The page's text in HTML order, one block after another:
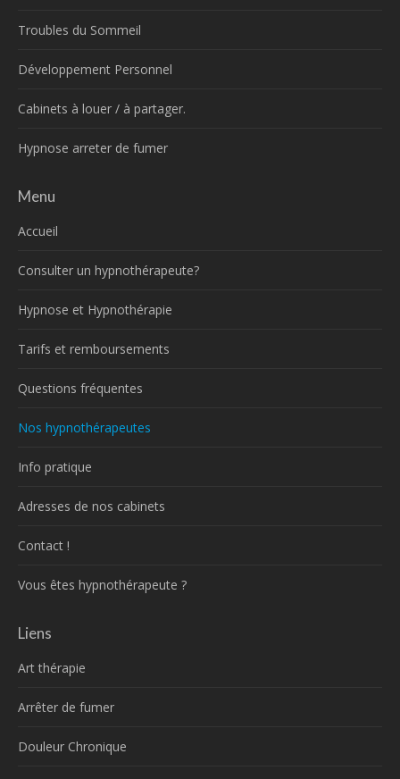
Troubles du Sommeil
Développement Personnel
Cabinets à louer / à partager.
Hypnose arreter de fumer
Menu
Accueil
Consulter un hypnothérapeute?
Hypnose et Hypnothérapie
Tarifs et remboursements
Questions fréquentes
Nos hypnothérapeutes
Info pratique
Adresses de nos cabinets
Contact !
Vous êtes hypnothérapeute ?
Liens
Art thérapie
Arrêter de fumer
Douleur Chronique